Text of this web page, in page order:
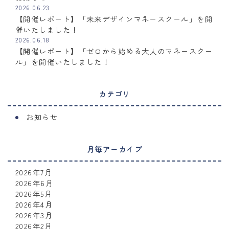
2026.06.23
【開催レポート】「未来デザインマネースクール」を開
催いたしました！
2026.06.18
【開催レポート】「ゼロから始める大人のマネースクー
ル」を開催いたしました！
カテゴリ
お知らせ
月毎アーカイブ
2026年7月
2026年6月
2026年5月
2026年4月
2026年3月
2026年2月